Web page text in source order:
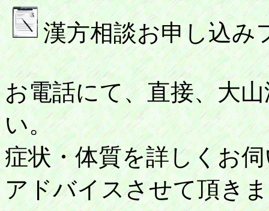
漢方相談お申し込み
お電話にて、直接、大
い。
症状・体質を詳しくお
アドバイスさせて頂き